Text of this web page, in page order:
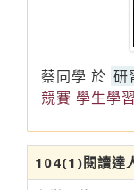
蔡同學 於 研
競賽 學生學
104(1)閱讀達